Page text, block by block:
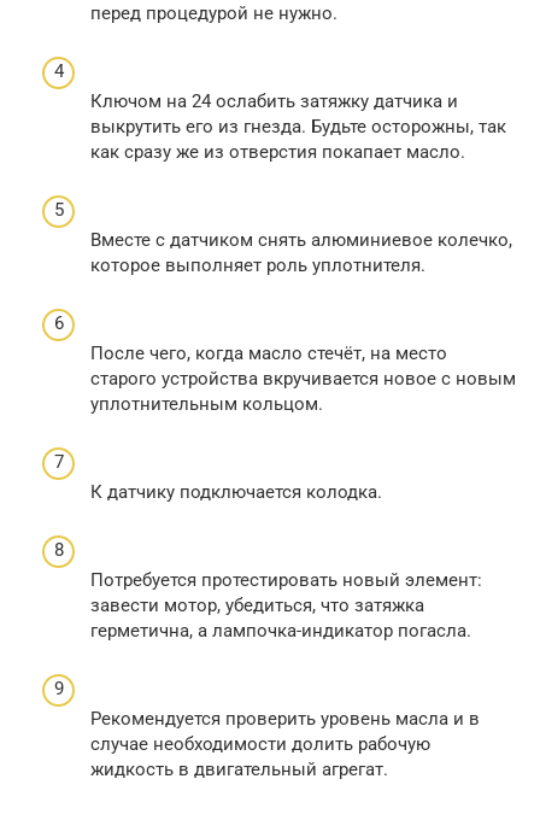
перед процедурой не нужно.
Ключом на 24 ослабить затяжку датчика и
выкрутить его из гнезда. Будьте осторожны, так
как сразу же из отверстия покапает масло.
Вместе с датчиком снять алюминиевое колечко,
которое выполняет роль уплотнителя.
После чего, когда масло стечёт, на место
старого устройства вкручивается новое с новым
уплотнительным кольцом.
К датчику подключается колодка.
Потребуется протестировать новый элемент:
завести мотор, убедиться, что затяжка
герметична, а лампочка-индикатор погасла.
Рекомендуется проверить уровень масла и в
случае необходимости долить рабочую
жидкость в двигательный агрегат.